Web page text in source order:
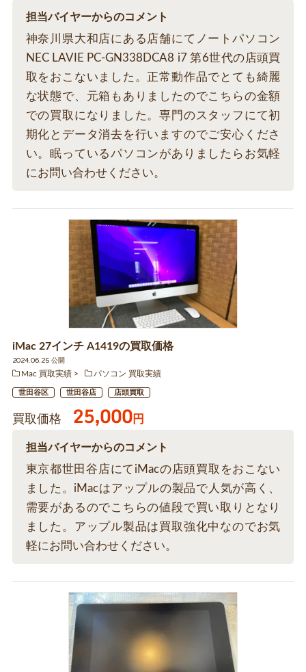
担当バイヤーからのコメント
神奈川県大和店にある店舗にてノートパソコン
NEC LAVIE PC-GN338DCA8 i7 第6世代の店頭買
取をおこないました。正常動作品でとても綺麗
な状態で、元箱もありましたのでこちらの金額
での買取になりました。専門のスタッフにて初
期化とデータ消去を行いますのでご安心くださ
い。眠っているパソコンがありましたらお気軽
にお問い合わせください。
iMac 27インチ A1419の買取価格
2024.06.25 公開
Mac 買取実績
パソコン 買取実績
世田谷区 世田谷店 店頭買取
買取価格 25,000円
担当バイヤーからのコメント
東京都世田谷店にてiMacの店頭買取をおこない
ました。iMacはアップルの製品で人気が高く、
需要があるのでこちらの値段で買い取りとなり
ました。アップル製品は買取強化中なのでお気
軽にお問い合わせください。